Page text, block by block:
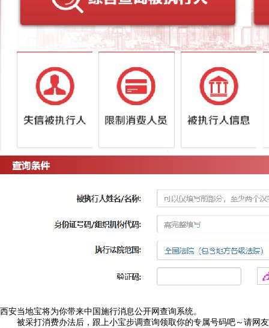
西安当地宝将为你带来中国施行消息公开网查询系统。
被采打消费办法后，跟上小宝步调查询领取你的专属号码吧～请网友